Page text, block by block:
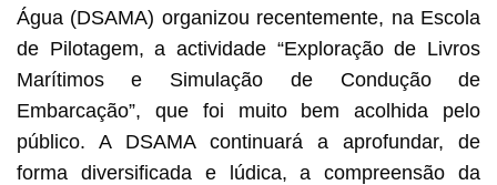
Água (DSAMA) organizou recentemente, na Escola
de Pilotagem, a actividade “Exploração de Livros
Marítimos e Simulação de Condução de
Embarcação”, que foi muito bem acolhida pelo
público. A DSAMA continuará a aprofundar, de
forma diversificada e lúdica, a compreensão da